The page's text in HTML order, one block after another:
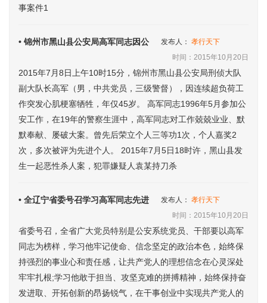
事案件1
• 锦州市黑山县公安局高军同志因公 发布人： 孝行天下
时间：2015年10月20日
2015年7月8日上午10时15分，锦州市黑山县公安局刑侦大队
副大队长高军（男，中共党员，三级警督），因连续超负荷工
作突发心肌梗塞牺牲，年仅45岁。 高军同志1996年5月参加公
安工作，在19年的警察生涯中，高军同志对工作兢兢业业、默
默奉献、屡破大案。曾先后荣立个人三等功1次，个人嘉奖2
次，多次被评为先进个人。 2015年7月5日18时许，黑山县发
生一起恶性杀人案，犯罪嫌疑人袁某持刀杀
• 全辽宁省委号召学习高军同志先进 发布人： 孝行天下
时间：2015年10月20日
省委号召，全省广大党员特别是公安系统党员、干部要以高军
同志为榜样，学习他牢记使命、信念坚定的政治本色，始终保
持强烈的事业心和责任感，让共产党人的理想信念在心灵深处
牢牢扎根;学习他敢于担当、攻坚克难的拼搏精神，始终保持奋
发进取、开拓创新的昂扬锐气，在干事创业中实现共产党人的